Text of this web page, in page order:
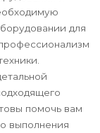
для
помочь вам
выполнения